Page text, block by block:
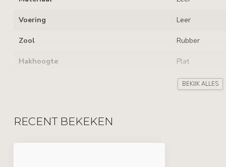
Voering Leer
Zool Rubber
Hakhoogte Plat
Kenmerken
Leverancierscode
BEKIJK ALLES
RECENT BEKEKEN